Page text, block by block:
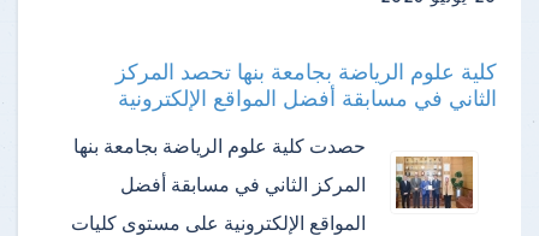
كلية علوم الرياضة بجامعة بنها تحصد المركز
الثاني في مسابقة أفضل المواقع الإلكترونية
حصدت كلية علوم الرياضة بجامعة بنها
المركز الثاني في مسابقة أفضل
المواقع الإلكترونية على مستوى كليات